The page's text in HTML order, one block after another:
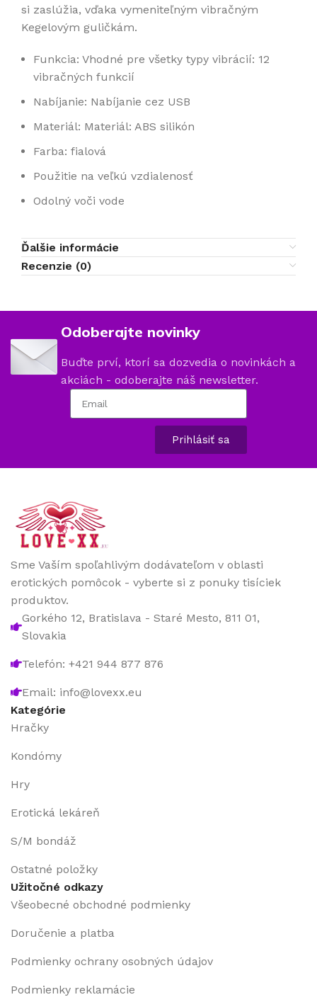
si zaslúžia, vďaka vymeniteľným vibračným
Kegelovým guličkám.
Funkcia: Vhodné pre všetky typy vibrácií: 12
vibračných funkcií
Nabíjanie: Nabíjanie cez USB
Materiál: Materiál: ABS silikón
Farba: fialová
Použitie na veľkú vzdialenosť
Odolný voči vode
Ďalšie informácie
Recenzie (0)
Odoberajte novinky
Buďte prví, ktorí sa dozvedia o novinkách a
akciách - odoberajte náš newsletter.
Prihlásiť sa
Sme Vaším spoľahlivým dodávateľom v oblasti
erotických pomôcok - vyberte si z ponuky tisíciek
produktov.
Gorkého 12, Bratislava - Staré Mesto, 811 01,
Slovakia
Telefón: +421 944 877 876
Email: info@lovexx.eu
Kategórie
Hračky
Kondómy
Hry
Erotická lekáreň
S/M bondáž
Ostatné položky
Užitočné odkazy
Všeobecné obchodné podmienky
Doručenie a platba
Podmienky ochrany osobných údajov
Podmienky reklamácie